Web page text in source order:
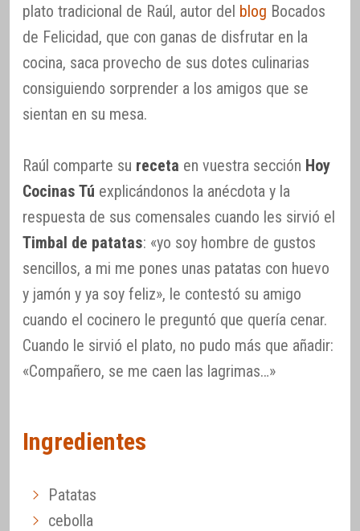
plato tradicional de Raúl, autor del blog Bocados
de Felicidad, que con ganas de disfrutar en la
cocina, saca provecho de sus dotes culinarias
consiguiendo sorprender a los amigos que se
sientan en su mesa.
Raúl comparte su receta en vuestra sección Hoy
Cocinas Tú explicándonos la anécdota y la
respuesta de sus comensales cuando les sirvió el
Timbal de patatas: «yo soy hombre de gustos
sencillos, a mi me pones unas patatas con huevo
y jamón y ya soy feliz», le contestó su amigo
cuando el cocinero le preguntó que quería cenar.
Cuando le sirvió el plato, no pudo más que añadir:
«Compañero, se me caen las lagrimas…»
Ingredientes
Patatas
cebolla